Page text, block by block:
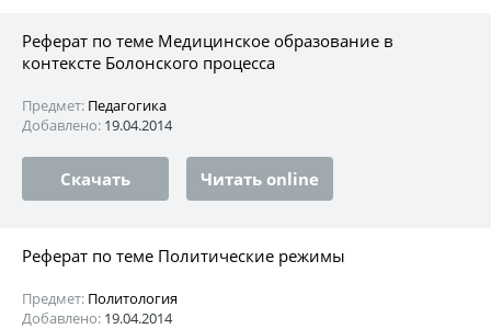
Реферат по теме Медицинское образование в
контексте Болонского процесса
Предмет: Педагогика
Добавлено: 19.04.2014
Скачать Читать online
Реферат по теме Политические режимы
Предмет: Политология
Добавлено: 19.04.2014